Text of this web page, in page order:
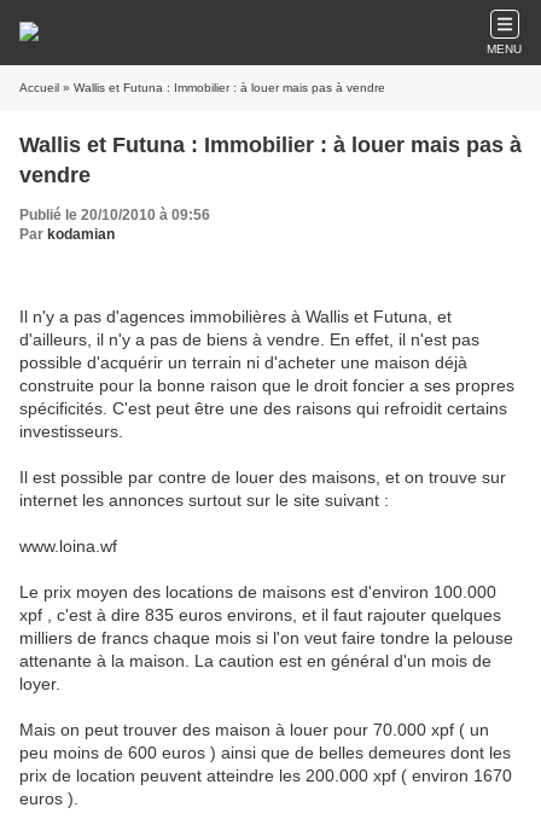
MENU
Accueil » Wallis et Futuna : Immobilier : à louer mais pas à vendre
Wallis et Futuna : Immobilier : à louer mais pas à
vendre
Publié le 20/10/2010 à 09:56
Par kodamian
Il n'y a pas d'agences immobilières à Wallis et Futuna, et
d'ailleurs, il n'y a pas de biens à vendre. En effet, il n'est pas
possible d'acquérir un terrain ni d'acheter une maison déjà
construite pour la bonne raison que le droit foncier a ses propres
spécificités. C'est peut être une des raisons qui refroidit certains
investisseurs.
Il est possible par contre de louer des maisons, et on trouve sur
internet les annonces surtout sur le site suivant :
www.loina.wf
Le prix moyen des locations de maisons est d'environ 100.000
xpf , c'est à dire 835 euros environs, et il faut rajouter quelques
milliers de francs chaque mois si l'on veut faire tondre la pelouse
attenante à la maison. La caution est en général d'un mois de
loyer.
Mais on peut trouver des maison à louer pour 70.000 xpf ( un
peu moins de 600 euros ) ainsi que de belles demeures dont les
prix de location peuvent atteindre les 200.000 xpf ( environ 1670
euros ).